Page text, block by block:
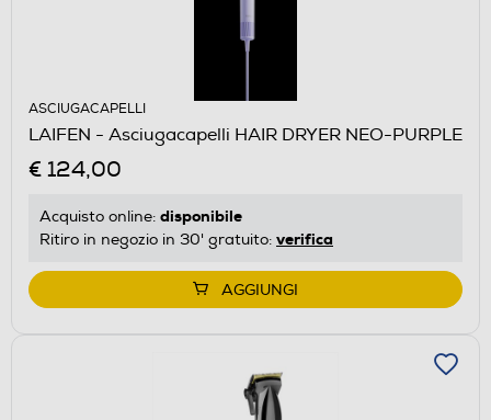
ASCIUGACAPELLI
LAIFEN - Asciugacapelli HAIR DRYER NEO-PURPLE
€ 124,00
Acquisto online: disponibile
Ritiro in negozio in 30' gratuito: verifica
AGGIUNGI